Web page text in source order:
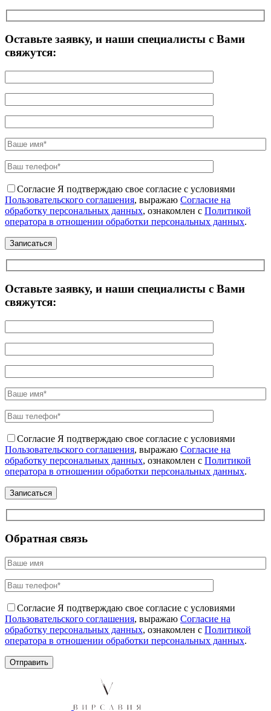
Оставьте заявку, и наши специалисты с Вами
свяжутся:
Согласие Я подтверждаю свое согласие с условиями
Пользовательского соглашения, выражаю Согласие на
обработку персональных данных, ознакомлен с Политикой
оператора в отношении обработки персональных данных.
Оставьте заявку, и наши специалисты с Вами
свяжутся:
Согласие Я подтверждаю свое согласие с условиями
Пользовательского соглашения, выражаю Согласие на
обработку персональных данных, ознакомлен с Политикой
оператора в отношении обработки персональных данных.
Обратная связь
Согласие Я подтверждаю свое согласие с условиями
Пользовательского соглашения, выражаю Согласие на
обработку персональных данных, ознакомлен с Политикой
оператора в отношении обработки персональных данных.